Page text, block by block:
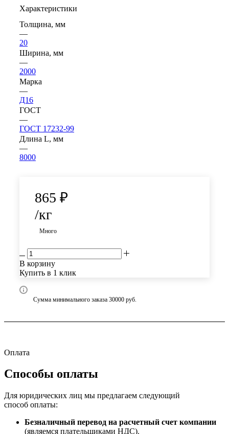
Характеристики
Толщина, мм
—
20
Ширина, мм
—
2000
Марка
—
Д16
ГОСТ
—
ГОСТ 17232-99
Длина L, мм
—
8000
865 ₽
/кг
Много
В корзину
Купить в 1 клик
Сумма минимального заказа 30000 руб.
Оплата
Способы оплаты
Для юридических лиц мы предлагаем следующий
способ оплаты:
Безналичный перевод на расчетный счет компании
(являемся плательщиками НДС).